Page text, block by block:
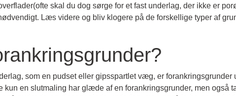
skal du dog sørge for et fast underlag, der ikke er
Læs videre og bliv klogere på de forskellige typer af
som en pudset eller gipsspartlet væg, er
kun en slutmaling har glæde af en forankringsgrunder, men også